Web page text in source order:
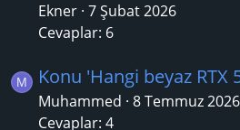
Ekner 7 Şubat 2026
Cevaplar: 6
M Konu 'Hangi beyaz RTX
Muhammed 8 Temmuz 2026
Cevaplar: 4